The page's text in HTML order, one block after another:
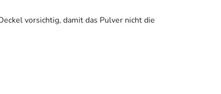
vorsichtig, damit das Pulver nicht die